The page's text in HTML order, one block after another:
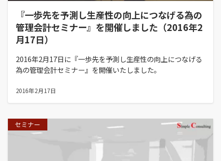
『一歩先を予測し生産性の向上につなげる為の
管理会計セミナー』を開催しました（2016年2
月17日）
2016年2月17日に『一歩先を予測し生産性の向上につなげる
為の管理会計セミナー』を開催いたしました。
2016年2月17日
セミナー